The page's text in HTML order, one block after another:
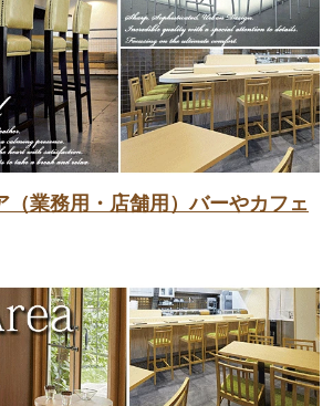
（業務用・店舗用）バーやカフェ